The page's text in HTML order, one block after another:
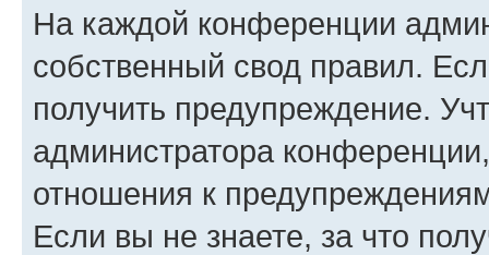
На каждой конференции
собственный свод правил.
получить предупреждение.
администратора
отношения к
Если вы не знаете, за что